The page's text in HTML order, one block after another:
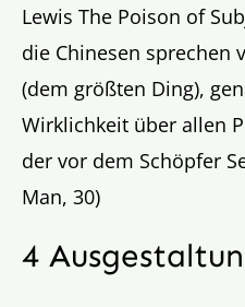
Lewis The Poison of
die Chinesen sprechen
(dem größten Ding),
Wirklichkeit über allen
der vor dem Schöpfer
Man, 30)
4